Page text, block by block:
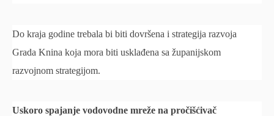
Do kraja godine trebala bi biti dovršena i strategija razvoja
Grada Knina koja mora biti usklađena sa županijskom
razvojnom strategijom.
Uskoro spajanje vodovodne mreže na pročišćivač